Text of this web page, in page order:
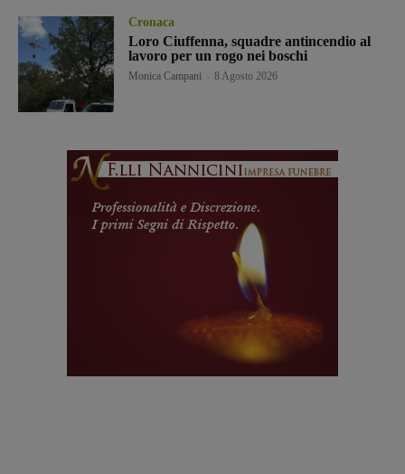
Cronaca
Loro Ciuffenna, squadre antincendio al
lavoro per un rogo nei boschi
Monica Campani 8 Agosto 2026